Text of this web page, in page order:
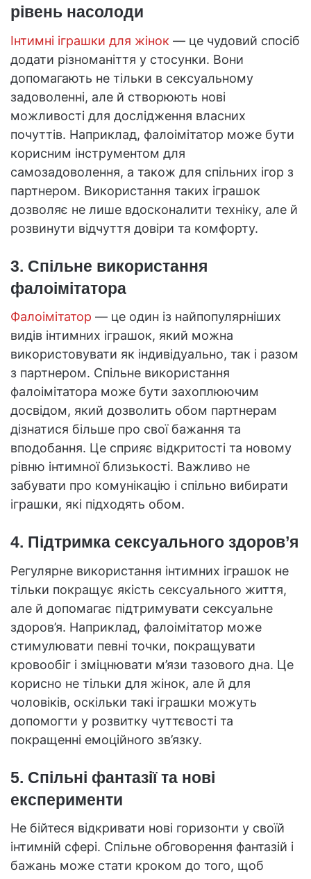
рівень насолоди
Інтимні іграшки для жінок — це чудовий спосіб
додати різноманіття у стосунки. Вони
допомагають не тільки в сексуальному
задоволенні, але й створюють нові
можливості для дослідження власних
почуттів. Наприклад, фалоімітатор може бути
корисним інструментом для
самозадоволення, а також для спільних ігор з
партнером. Використання таких іграшок
дозволяє не лише вдосконалити техніку, але й
розвинути відчуття довіри та комфорту.
3. Спільне використання
фалоімітатора
Фалоімітатор — це один із найпопулярніших
видів інтимних іграшок, який можна
використовувати як індивідуально, так і разом
з партнером. Спільне використання
фалоімітатора може бути захоплюючим
досвідом, який дозволить обом партнерам
дізнатися більше про свої бажання та
вподобання. Це сприяє відкритості та новому
рівню інтимної близькості. Важливо не
забувати про комунікацію і спільно вибирати
іграшки, які підходять обом.
4. Підтримка сексуального здоров’я
Регулярне використання інтимних іграшок не
тільки покращує якість сексуального життя,
але й допомагає підтримувати сексуальне
здоров’я. Наприклад, фалоімітатор може
стимулювати певні точки, покращувати
кровообіг і зміцнювати м’язи тазового дна. Це
корисно не тільки для жінок, але й для
чоловіків, оскільки такі іграшки можуть
допомогти у розвитку чуттєвості та
покращенні емоційного зв’язку.
5. Спільні фантазії та нові
експерименти
Не бійтеся відкривати нові горизонти у своїй
інтимній сфері. Спільне обговорення фантазій і
бажань може стати кроком до того, щоб